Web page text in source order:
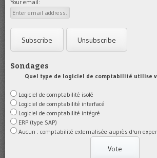
Your email:
Sondages
Quel type de logiciel de comptabilité utilise
Logiciel de comptabilité isolé
Logiciel de comptabilité interfacé
Logiciel de comptabilité intégré
ERP (type SAP)
Aucun : comptabilité externalisée auprès d'un